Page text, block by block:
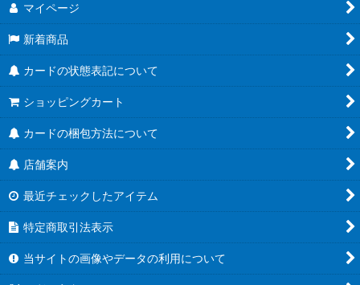
マイページ
新着商品
カードの状態表記について
ショッピングカート
カードの梱包方法について
店舗案内
最近チェックしたアイテム
特定商取引法表示
当サイトの画像やデータの利用について